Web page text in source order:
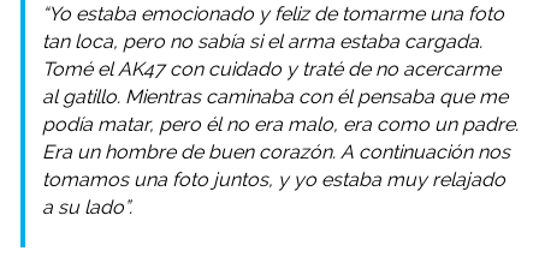
“Yo estaba emocionado y feliz de tomarme una foto
tan loca, pero no sabía si el arma estaba cargada.
Tomé el AK47 con cuidado y traté de no acercarme
al gatillo. Mientras caminaba con él pensaba que me
podía matar, pero él no era malo, era como un padre.
Era un hombre de buen corazón. A continuación nos
tomamos una foto juntos, y yo estaba muy relajado
a su lado”.